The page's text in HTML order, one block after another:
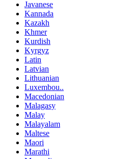
Javanese
Kannada
Kazakh
Khmer
Kurdish
Kyrgyz
Latin
Latvian
Lithuanian
Luxembou..
Macedonian
Malagasy
Malay
Malayalam
Maltese
Maori
Marathi